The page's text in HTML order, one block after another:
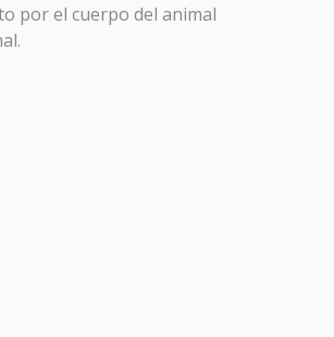
por el cuerpo del animal